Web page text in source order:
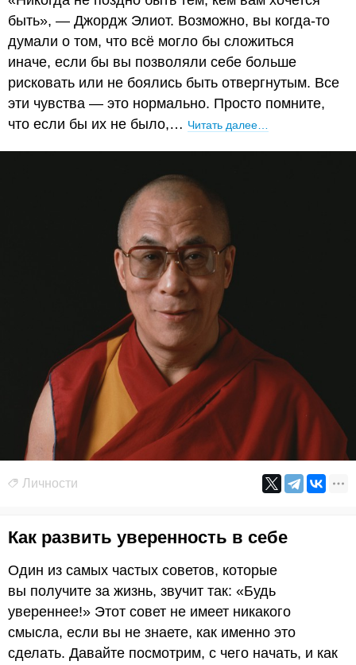
быть», — Джордж Элиот. Возможно, вы когда-то
думали о том, что всё могло бы сложиться
иначе, если бы вы позволяли себе больше
рисковать или не боялись быть отвергнутым. Все
эти чувства — это нормально. Просто помните,
что если бы их не было,… Читать далее…
Личности
Как развить уверенность в себе
Один из самых частых советов, которые
вы получите за жизнь, звучит так: «Будь
увереннее!» Этот совет не имеет никакого
смысла, если вы не знаете, как именно это
сделать. Давайте посмотрим, с чего начать, и как